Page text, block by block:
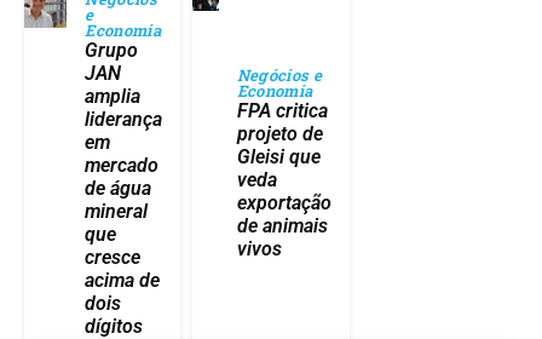
e
Economia
Grupo
JAN
amplia
liderança
em
mercado
de água
mineral
que
cresce
acima de
dois
dígitos
Negócios e
Economia
FPA critica
projeto de
Gleisi que
veda
exportação
de animais
vivos